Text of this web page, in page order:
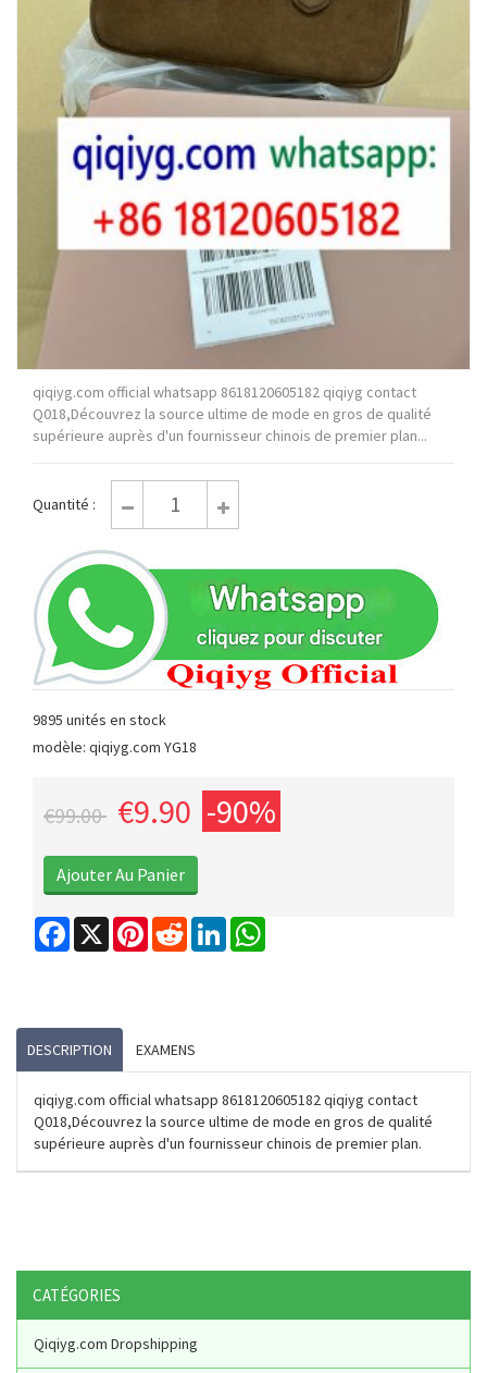
qiqiyg.com official whatsapp 8618120605182 qiqiyg contact
Q018,Découvrez la source ultime de mode en gros de qualité
supérieure auprès d'un fournisseur chinois de premier plan...
Quantité :
9895 unités en stock
modèle: qiqiyg.com YG18
€99.00 €9.90 -90%
Facebook
X PinterestReddit LinkedIn
DESCRIPTION EXAMENS
qiqiyg.com official whatsapp 8618120605182 qiqiyg contact
Q018,Découvrez la source ultime de mode en gros de qualité
supérieure auprès d'un fournisseur chinois de premier plan.
CATÉGORIES
Qiqiyg.com Dropshipping